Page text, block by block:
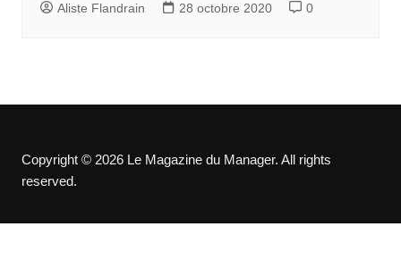
Aliste Flandrain 28 octobre 2020 0
Copyright © 2026 Le Magazine du Manager. All rights
reserved.